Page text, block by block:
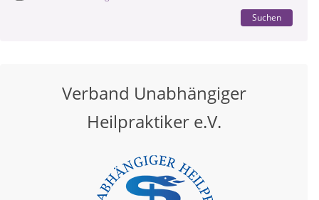
Suchen
Verband Unabhängiger
Heilpraktiker e.V.